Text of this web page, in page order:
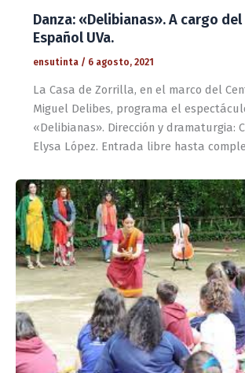
Danza: «Delibianas». A cargo
Español UVa.
ensutinta / 6 agosto, 2021
La Casa de Zorrilla, en el marco del
Miguel Delibes, programa el
«Delibianas». Dirección y dramaturgia:
Elysa López. Entrada libre hasta